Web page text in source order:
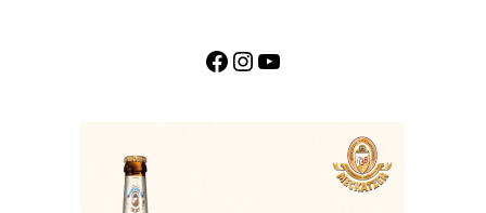
Facebook InstagramYouTube